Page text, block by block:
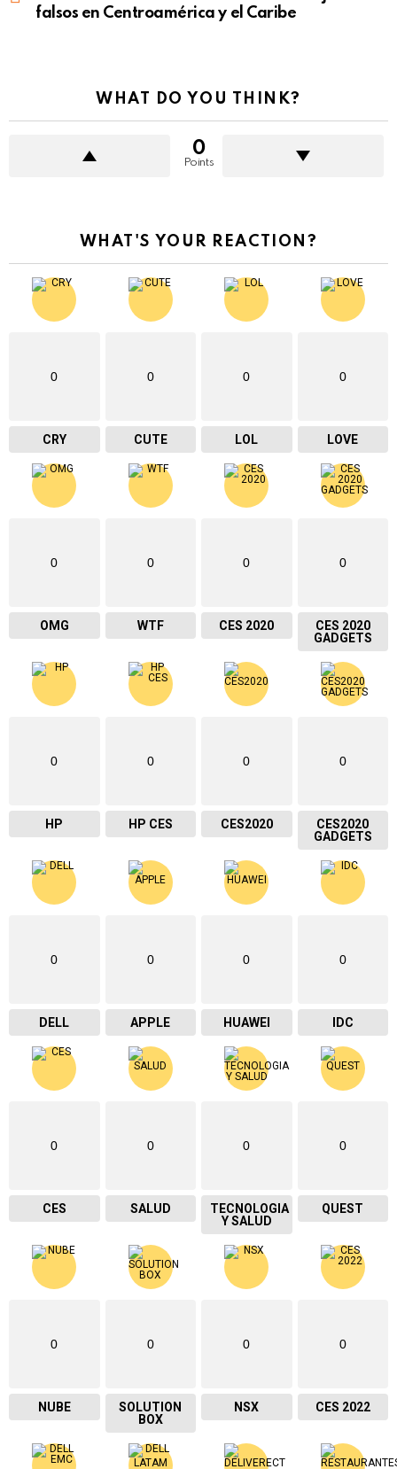
falsos en Centroamérica y el Caribe
WHAT DO YOU THINK?
0
Points
WHAT'S YOUR REACTION?
0
CRY
0
CUTE
0
LOL
0
LOVE
0
OMG
0
WTF
0
CES 2020
0
CES 2020
GADGETS
0
HP
0
HP CES
0
CES2020
0
CES2020
GADGETS
0
DELL
0
APPLE
0
HUAWEI
0
IDC
0
CES
0
SALUD
0
TECNOLOGIA
Y SALUD
0
QUEST
0
NUBE
0
SOLUTION
BOX
0
NSX
0
CES 2022